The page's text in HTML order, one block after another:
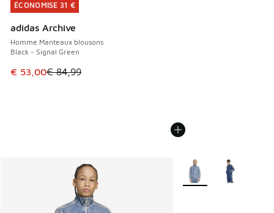
ÉCONOMISE 31 €
adidas Archive
Homme Manteaux blousons
Black - Signal Green
Cet article est en promotion. Prix en baisse de € 84,99 à
€ 53,00€ 84,99
ÉCONOMISE 31 €
Plus de couleurs